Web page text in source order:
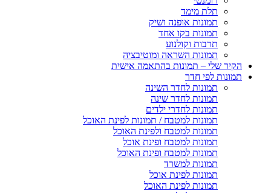
תלת מימד
תמונות אופנה ושיק
תמונות בקו אחד
תרבות וקולנוע
תמונות השראה ומוטיבציה
הקיר שלי – תמונות בהתאמה אישית
תמונות לפי חדר
תמונות לחדר השינה
תמונות לחדר שינה
תמונות לחדרי ילדים
תמונות למטבח / תמונות לפינת האוכל
תמונות למטבח ולפינת האוכל
תמונות למטבח ופינת אוכל
תמונות למטבח ופינת האוכל
תמונות למשרד
תמונות לפינת אוכל
תמונות לפינת האוכל